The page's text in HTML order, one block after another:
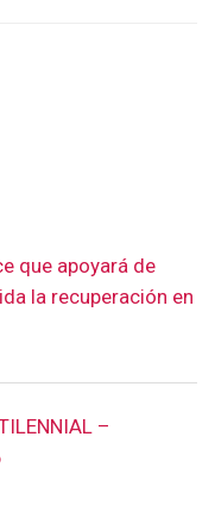
que apoyará de
la recuperación en
–